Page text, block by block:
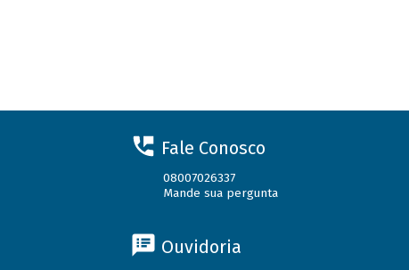
Fale Conosco
08007026337
Mande sua pergunta
Ouvidoria